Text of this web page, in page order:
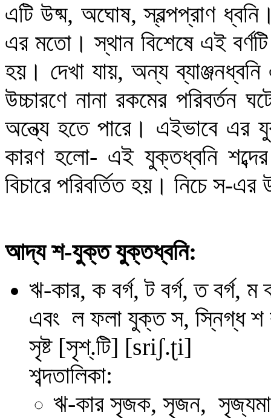
এটি উষ্ম, অঘোষ, স্বল্পপ্রাণ ধ্বনি
এর মতো । স্থান বিশেষে এই
হয়। দেখা যায়,অন্য
উচ্চারণে নানা রকমের পরিবর্তন
অন্ত্যে হতে পারে। এইভাবে এর
কারণ হলো- এই যুক্তধ্বনি
বিচারে পরিবর্তিত হয়। নিচে স-এর
আদ্য শ-যুক্ত যুক্তধ্বনি:
ঋ-কার, ক বর্গ, ট বর্গ, ত বর্গ,
এবং ল ফলা যুক্ত স, স্নিগ্ধ শ
সৃষ্ট[সৃশ্.টি] [sriʃ.ʈi]
শব্দতালিকা:
ঋ-কার সৃজক, সৃজন,